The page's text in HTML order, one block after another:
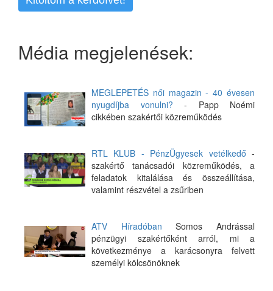
Média megjelenések:
MEGLEPETÉS női magazin - 40 évesen
nyugdíjba vonulni? - Papp Noémi
cikkében szakértői közreműködés
RTL KLUB - PénzÜgyesek vetélkedő -
szakértő tanácsadói közreműködés, a
feladatok kitalálása és összeállítása,
valamint részvétel a zsűriben
ATV Híradóban Somos Andrással
pénzügyi szakértőként arról, mi a
következménye a karácsonyra felvett
személyi kölcsönöknek